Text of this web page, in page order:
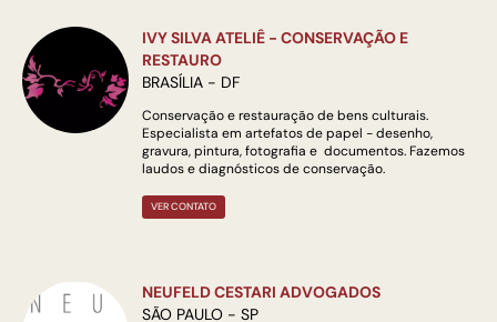
IVY SILVA ATELIÊ - CONSERVAÇÃO E
RESTAURO
BRASÍLIA - DF
Conservação e restauração de bens culturais.
Especialista em artefatos de papel - desenho,
gravura, pintura, fotografia e documentos. Fazemos
laudos e diagnósticos de conservação.
VER CONTATO
NEUFELD CESTARI ADVOGADOS
SÃO PAULO - SP